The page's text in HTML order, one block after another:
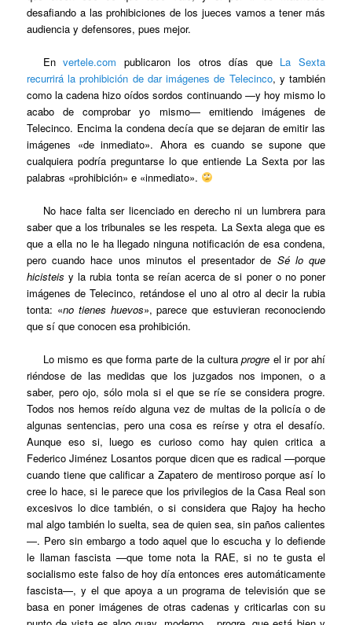
desafiando a las prohibiciones de los jueces vamos a tener más
audiencia y defensores, pues mejor.
Envertele.com publicaron los otros días que La Sexta
recurrirá la prohibición de dar imágenes de Telecinco, y también
como la cadena hizo oídos sordos continuando —y hoy mismo lo
acabo de comprobar yo mismo— emitiendo imágenes de
Telecinco. Encima la condena decía que se dejaran de emitir las
imágenes «de inmediato». Ahora es cuando se supone que
cualquiera podría preguntarse lo que entiende La Sexta por las
palabras «prohibición» e «inmediato».
No hace falta ser licenciado en derecho ni un lumbrera para
saber que a los tribunales se les respeta. La Sexta alega que es
que a ella no le ha llegado ninguna notificación de esa condena,
pero cuando hace unos minutos el presentador de Sé lo que
hicisteis y la rubia tonta se reían acerca de si poner o no poner
imágenes de Telecinco, retándose el uno al otro al decir la rubia
tonta: «no tienes huevos», parece que estuvieran reconociendo
que sí que conocen esa prohibición.
Lo mismo es que forma parte de la culturaprogre el ir por ahí
riéndose de las medidas que los juzgados nos imponen, o a
saber, pero ojo, sólo mola si el que se ríe se considera progre.
Todos nos hemos reído alguna vez de multas de la policía o de
algunas sentencias, pero una cosa es reírse y otra el desafío.
Aunque eso si, luego es curioso como hay quien critica a
Federico Jiménez Losantos porque dicen que es radical —porque
cuando tiene que calificar a Zapatero de mentiroso porque así lo
cree lo hace, si le parece que los privilegios de la Casa Real son
excesivos lo dice también, o si considera que Rajoy ha hecho
mal algo también lo suelta, sea de quien sea, sin paños calientes
—. Pero sin embargo a todo aquel que lo escucha y lo defiende
le llaman fascista —que tome nota la RAE, si no te gusta el
socialismo este falso de hoy día entonces eres automáticamente
fascista—, y el que apoya a un programa de televisión que se
basa en poner imágenes de otras cadenas y criticarlas con su